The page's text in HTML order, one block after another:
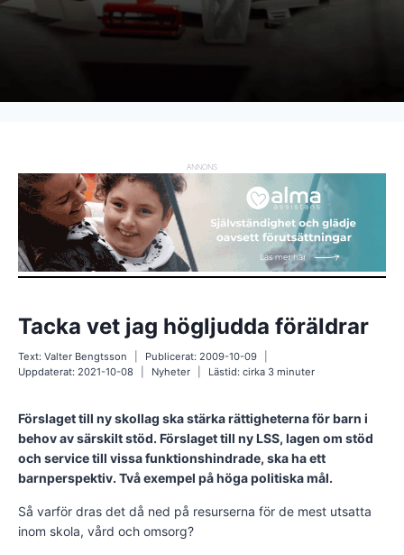
ANNONS
Tacka vet jag högljudda föräldrar
Text: Valter Bengtsson Publicerat: 2009-10-09
Uppdaterat: 2021-10-08 Nyheter Lästid: cirka 3minuter
Förslaget till ny skollag ska stärka rättigheterna för barn i
behov av särskilt stöd. Förslaget till ny LSS, lagen om stöd
och service till vissa funktionshindrade, ska ha ett
barnperspektiv. Två exempel på höga politiska mål.
Så varför dras det då ned på resurserna för de mest utsatta
inom skola, vård och omsorg?